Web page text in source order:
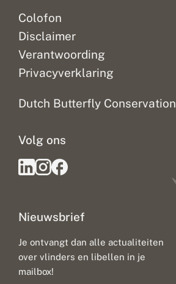
Colofon
Disclaimer
Verantwoording
Privacyverklaring
Dutch Butterfly Conservation
Nieuwsbrief
Je ontvangt dan alle actualiteiten
over vlinders en libellen in je
mailbox!
Volg ons